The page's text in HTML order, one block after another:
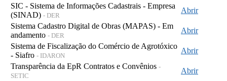
SIC - Sistema de Informações Cadastrais - Empresa
(SINAD) - DER
Abrir
Sistema Cadastro Digital de Obras (MAPAS) - Em
andamento - DER
Abrir
Sistema de Fiscalização do Comércio de Agrotóxico
- Siafro - IDARON
Abrir
Transparência da EpR Contratos e Convênios -
SETIC
Abrir